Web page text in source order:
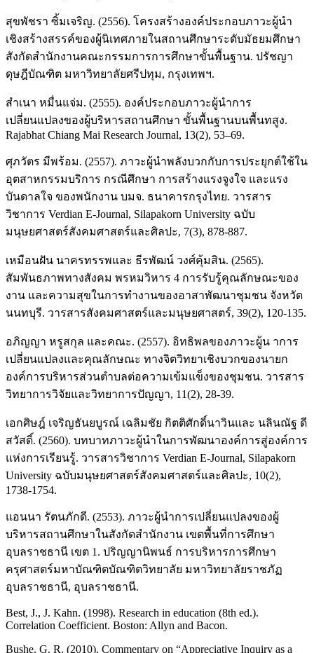
สุขพัชรา ซิ้มเจริญ. (2556). โครงสร้างองค์ประกอบภาวะผู้นำ
เชิงสร้างสรรค์ของผู้นิเทศภายในสถานศึกษาระดับมัธยมศึกษา
สังกัดสำนักงานคณะกรรมการการศึกษาขั้นพื้นฐาน. ปรัชญา
ดุษฎีบัณฑิต มหาวิทยาลัยศรีปทุม, กรุงเทพฯ.
สำเนา หมื่นแจ่ม. (2555). องค์ประกอบภาวะผู้นำการ
เปลี่ยนแปลงของผู้บริหารสถานศึกษา ขั้นพื้นฐานบนพื้นทสูง.
Rajabhat Chiang Mai Research Journal, 13(2), 53–69.
ศุภวัตร มีพร้อม. (2557). ภาวะผู้นำพลังบวกกับการประยุกต์ใช้ใน
อุตสาหกรรมบริการ กรณีศึกษา การสร้างแรงจูงใจ และแรง
บันดาลใจ ของพนักงาน บมจ. ธนาคารกรุงไทย. วารสาร
วิชาการ Verdian E-Journal, Silapakorn University ฉบับ
มนุษยศาสตร์สังคมศาสตร์และศิลปะ, 7(3), 878-887.
เหมือนฝัน นาครทรรพและ ธีรพัฒน์ วงศ์คุ้มสิน. (2565).
สัมพันธภาพทางสังคม พรหมวิหาร 4 การรับรู้คุณลักษณะของ
งาน และความสุขในการทำงานของอาสาพัฒนาชุมชน จังหวัด
นนทบุรี. วารสารสังคมศาสตร์และมนุษยศาสตร์, 39(2), 120-135.
อภิญญา หรูสกุล และคณะ. (2557). อิทธิพลของภาวะผู้น าการ
เปลี่ยนแปลงและคุณลักษณะ ทางจิตวิทยาเชิงบวกของนายก
องค์การบริหารส่วนตำบลต่อความเข้มแข็งของชุมชน. วารสาร
วิทยาการวิจัยและวิทยาการปัญญา, 11(2), 28-39.
เอกศิษฎ์ เจริญธันยบูรณ์ เฉลิมชัย กิตติศักดิ์นาวินและ นลินณัฐ ดี
สวัสดิ์. (2560). บทบาทภาวะผู้นำในการพัฒนาองค์การสู่องค์การ
แห่งการเรียนรู้. วารสารวิชาการ Verdian E-Journal, Silapakorn
University ฉบับมนุษยศาสตร์สังคมศาสตร์และศิลปะ, 10(2),
1738-1754.
แอนนา รัตนภักดี. (2553). ภาวะผู้นำการเปลี่ยนแปลงของผู้
บริหารสถานศึกษาในสังกัดสำนักงาน เขตพื้นที่การศึกษา
อุบลราชธานี เขต 1. ปริญญานิพนธ์ การบริหารการศึกษา
ครุศาสตร์มหาบัณฑิตบัณฑิตวิทยาลัย มหาวิทยาลัยราชภัฏ
อุบลราชธานี, อุบลราชธานี.
Best, J., J. Kahn. (1998). Research in education (8th ed.).
Correlation Coefficient. Boston: Allyn and Bacon.
Bushe. G. R. (2010). Commentary on “Appreciative Inquiry as a